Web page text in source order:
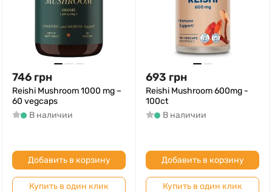
746 грн
Reishi Mushroom 1000 mg –
60 vegcaps
В наличии
Добавить в корзину
Купить в один клик
693 грн
Reishi Mushroom 600mg -
100ct
В наличии
Добавить в корзину
Купить в один клик